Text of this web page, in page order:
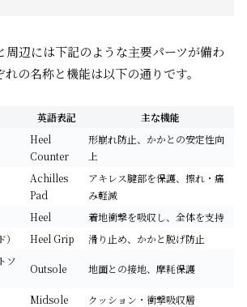
周辺には下記のような主要パーツが備わ
の名称と機能は以下の通りです。
英語表記 主な機能
Heel
Counter
形崩れ防止、かかとの安定性向
上
Achilles
Pad
アキレス腱部を保護、擦れ・痛
み軽減
Heel
着地衝撃を吸収し、全体を支持
Heel Grip
滑り止め、かかと脱げ防止
ソ
Outsole 地面との接地、摩耗保護
Midsole
クッション・衝撃吸収層